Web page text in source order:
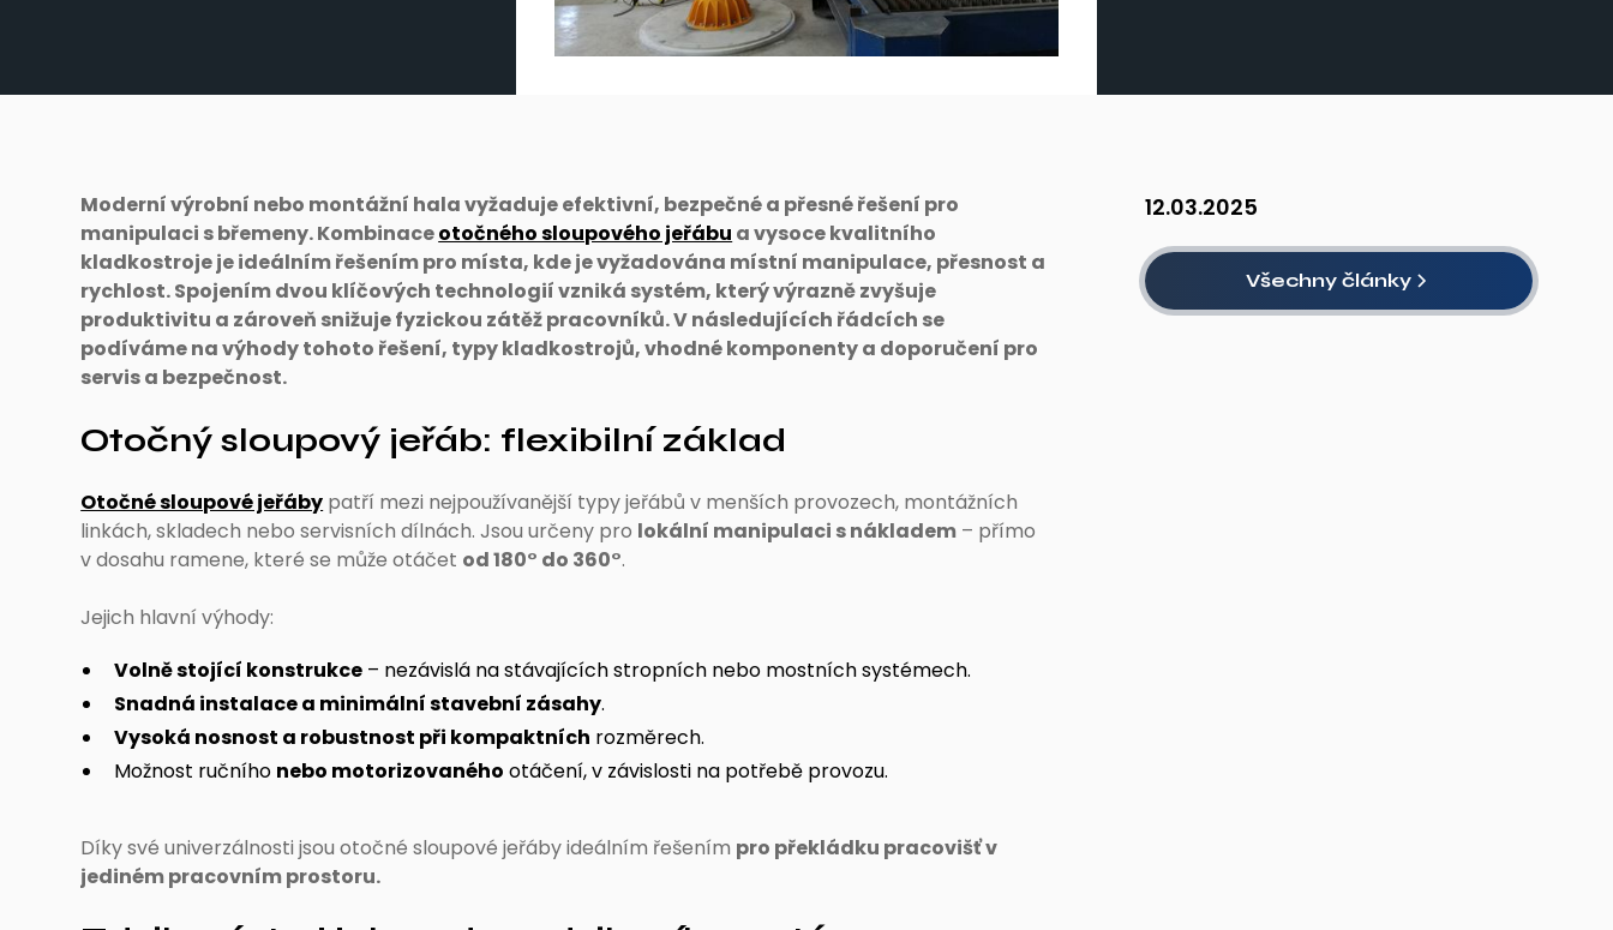
Moderní výrobní nebo montážní hala vyžaduje efektivní, bezpečné a přesné řešení pro
manipulaci s břemeny. Kombinaceotočného sloupového jeřábu a vysoce kvalitního
kladkostroje je ideálním řešením pro místa, kde je vyžadována místní manipulace, přesnost a
rychlost. Spojením dvou klíčových technologií vzniká systém, který výrazně zvyšuje
produktivitu a zároveň snižuje fyzickou zátěž pracovníků. V následujících řádcích se
podíváme na výhody tohoto řešení, typy kladkostrojů, vhodné komponenty a doporučení pro
servis a bezpečnost.
Otočný sloupový jeřáb: flexibilní základ
Otočné sloupové jeřáby patří mezi nejpoužívanější typy jeřábů v menších provozech, montážních
linkách, skladech nebo servisních dílnách. Jsou určeny pro lokální manipulaci s nákladem – přímo
v dosahu ramene, které se může otáčet od 180° do 360°.
Jejich hlavní výhody:
Volně stojící konstrukce – nezávislá na stávajících stropních nebo mostních systémech.
Snadná instalace a minimální stavební zásahy.
Vysoká nosnost a robustnost při kompaktních rozměrech.
Možnost ručního nebo motorizovaného otáčení, v závislosti na potřebě provozu.
Díky své univerzálnosti jsou otočné sloupové jeřáby ideálním řešením pro překládku pracovišť v
jediném pracovním prostoru.
12.03.2025
Všechny články